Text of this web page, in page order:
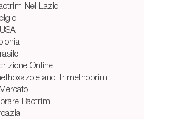
Nel Lazio
Online
and Trimethoprim
Bactrim